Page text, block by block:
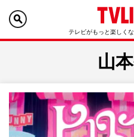
テレビがもっと楽しく
山